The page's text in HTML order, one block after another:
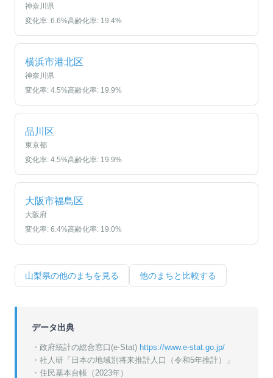
神奈川県
変化率: 6.6%高齢化率: 19.4%
横浜市港北区
神奈川県
変化率: 4.5%高齢化率: 19.9%
品川区
東京都
変化率: 4.5%高齢化率: 19.9%
大阪市福島区
大阪府
変化率: 6.4%高齢化率: 19.0%
山梨県の他のまちを見る 他のまちと比較する
データ出典
・政府統計の総合窓口(e-Stat) https://www.e-stat.go.jp/
・ 社人研「日本の地域別将来推計人口（令和5年推計）」
・ 住民基本台帳（2023年）